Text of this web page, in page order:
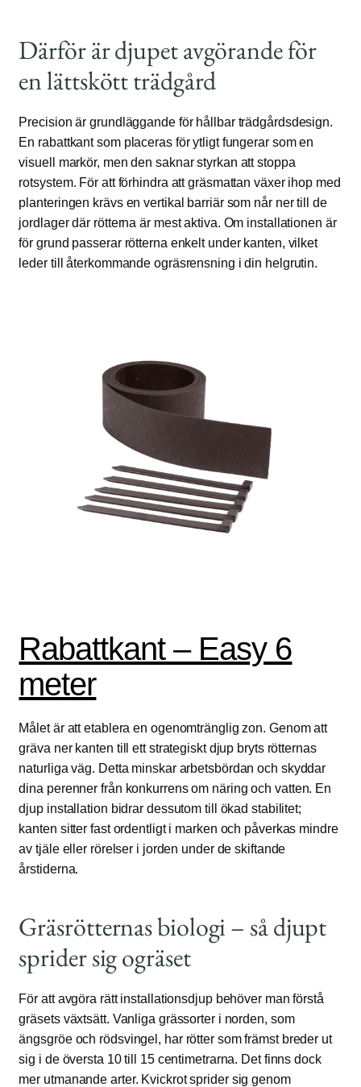
Därför är djupet avgörande för
en lättskött trädgård
Precision är grundläggande för hållbar trädgårdsdesign.
En rabattkant som placeras för ytligt fungerar som en
visuell markör, men den saknar styrkan att stoppa
rotsystem. För att förhindra att gräsmattan växer ihop med
planteringen krävs en vertikal barriär som når ner till de
jordlager där rötterna är mest aktiva. Om installationen är
för grund passerar rötterna enkelt under kanten, vilket
leder till återkommande ogräsrensning i din helgrutin.
Rabattkant – Easy 6
meter
Målet är att etablera en ogenomtränglig zon. Genom att
gräva ner kanten till ett strategiskt djup bryts rötternas
naturliga väg. Detta minskar arbetsbördan och skyddar
dina perenner från konkurrens om näring och vatten. En
djup installation bidrar dessutom till ökad stabilitet;
kanten sitter fast ordentligt i marken och påverkas mindre
av tjäle eller rörelser i jorden under de skiftande
årstiderna.
Gräsrötternas biologi – så djupt
sprider sig ogräset
För att avgöra rätt installationsdjup behöver man förstå
gräsets växtsätt. Vanliga grässorter i norden, som
ängsgröe och rödsvingel, har rötter som främst breder ut
sig i de översta 10 till 15 centimetrarna. Det finns dock
mer utmanande arter. Kvickrot sprider sig genom